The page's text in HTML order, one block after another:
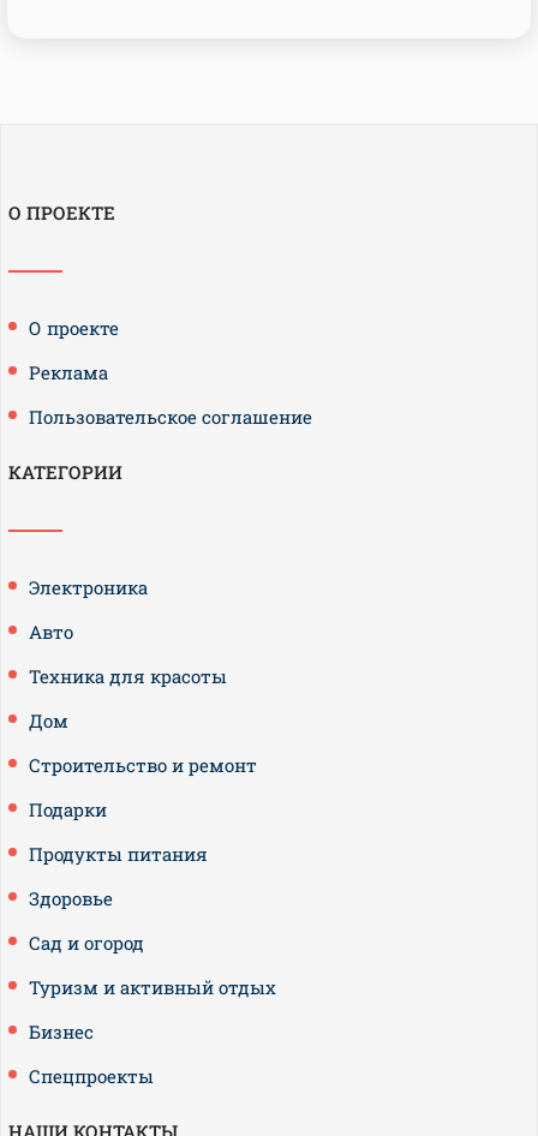
О ПРОЕКТЕ
О проекте
Реклама
Пользовательское соглашение
КАТЕГОРИИ
Электроника
Авто
Техника для красоты
Дом
Строительство и ремонт
Подарки
Продукты питания
Здоровье
Сад и огород
Туризм и активный отдых
Бизнес
Спецпроекты
НАШИ КОНТАКТЫ